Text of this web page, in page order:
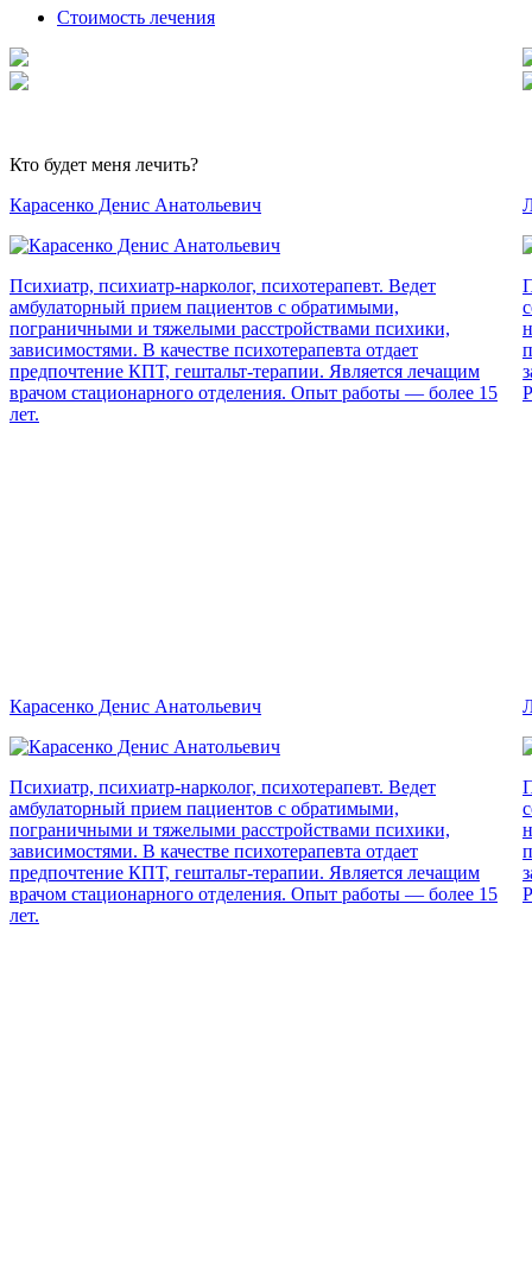
Стоимость лечения
Кто будет меня лечить?
Карасенко Денис Анатольевич
Психиатр, психиатр-нарколог, психотерапевт. Ведет
амбулаторный прием пациентов с обратимыми,
пограничными и тяжелыми расстройствами психики,
зависимостями. В качестве психотерапевта отдает
предпочтение КПТ, гештальт-терапии. Является лечащим
врачом стационарного отделения. Опыт работы — более 15
лет.
Карасенко Денис Анатольевич
Психиатр, психиатр-нарколог, психотерапевт. Ведет
амбулаторный прием пациентов с обратимыми,
пограничными и тяжелыми расстройствами психики,
зависимостями. В качестве психотерапевта отдает
предпочтение КПТ, гештальт-терапии. Является лечащим
врачом стационарного отделения. Опыт работы — более 15
лет.